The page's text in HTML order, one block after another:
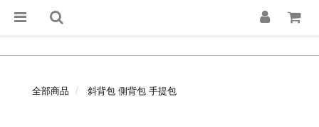
全部商品 斜背包 側背包 手提包